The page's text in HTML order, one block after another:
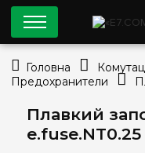
Плавкий
Головна
Предохранители